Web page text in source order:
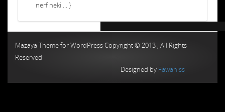
nerf neki ... }
Mazaya Theme for WordPress Copyright © 2013 , All Rights
Reserved
Designed by Fawaniss